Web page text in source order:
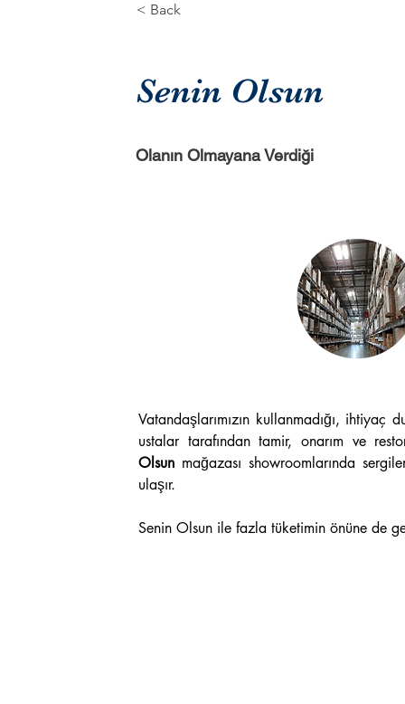
< Back
Senin Olsun
Olanın Olmayana Verdiği
Vatandaşlarımızın kullanmadığı, ihtiyaç
ustalar tarafından tamir, onarım ve
Olsun mağazası showroomlarında
ulaşır.
Senin Olsun ile fazla tüketimin önüne de